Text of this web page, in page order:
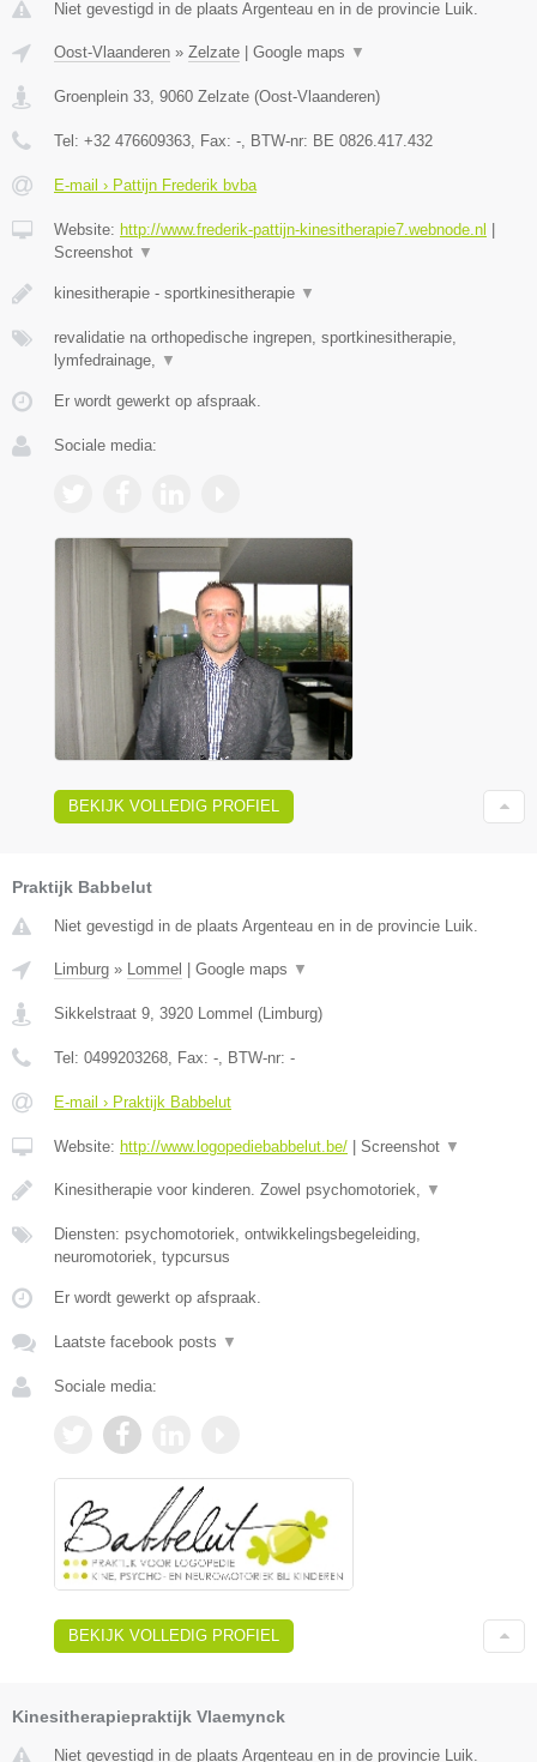
Niet gevestigd in de plaats Argenteau en in de provincie Luik.
Oost-Vlaanderen » Zelzate | Google maps ▼
Groenplein 33 9060 Zelzate (Oost-Vlaanderen)
Tel: +32 476609363 , Fax: - , BTW-nr: BE 0826.417.432
E-mail › Pattijn Frederik bvba
Website: http://www.frederik-pattijn-kinesitherapie7.webnode.nl |
Screenshot ▼
kinesitherapie - sportkinesitherapie ▼
revalidatie na orthopedische ingrepen, sportkinesitherapie,
lymfedrainage,
▼
Er wordt gewerkt op afspraak.
Sociale media:
BEKIJK VOLLEDIG PROFIEL
Praktijk Babbelut
Niet gevestigd in de plaats Argenteau en in de provincie Luik.
Limburg » Lommel Google maps ▼
Sikkelstraat 9, 3920 Lommel (Limburg)
Tel: 0499203268, Fax: -, BTW-nr: -
E-mail › Praktijk Babbelut
Website: http://www.logopediebabbelut.be/ Screenshot ▼
Kinesitherapie voor kinderen. Zowel psychomotoriek, ▼
Diensten: psychomotoriek, ontwikkelingsbegeleiding,
neuromotoriek, typcursus
Er wordt gewerkt op afspraak.
Laatste facebook posts ▼
Sociale media:
BEKIJK VOLLEDIG PROFIEL
Kinesitherapiepraktijk Vlaemynck
Niet gevestigd in de plaats Argenteau en in de provincie Luik.